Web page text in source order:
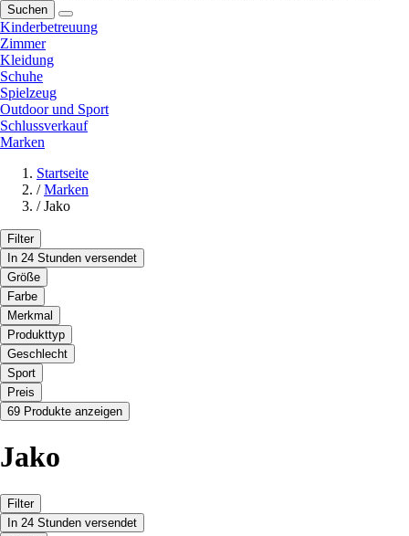
Suchen
Kinderbetreuung
Zimmer
Kleidung
Schuhe
Spielzeug
Outdoor und Sport
Schlussverkauf
Marken
Startseite
/ Marken
/ Jako
Filter
In 24 Stunden versendet
Größe
Farbe
Merkmal
Produkttyp
Geschlecht
Sport
Preis
69 Produkte anzeigen
Jako
Filter
In 24 Stunden versendet